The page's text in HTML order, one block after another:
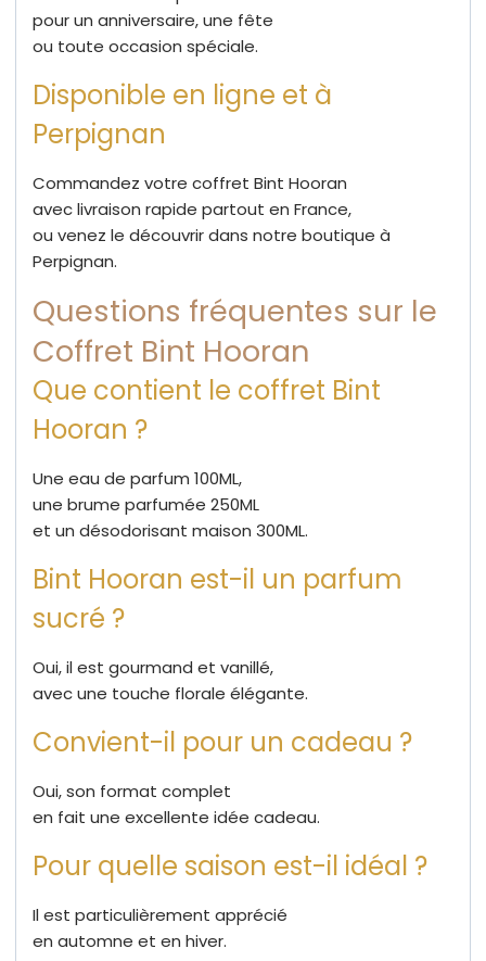
pour un anniversaire, une fête
ou toute occasion spéciale.
Disponible en ligne et à
Perpignan
Commandez votre coffret Bint Hooran
avec livraison rapide partout en France,
ou venez le découvrir dans notre boutique à
Perpignan.
Questions fréquentes sur le
Coffret Bint Hooran
Que contient le coffret Bint
Hooran ?
Une eau de parfum 100ML,
une brume parfumée 250ML
et un désodorisant maison 300ML.
Bint Hooran est-il un parfum
sucré ?
Oui, il est gourmand et vanillé,
avec une touche florale élégante.
Convient-il pour un cadeau ?
Oui, son format complet
en fait une excellente idée cadeau.
Pour quelle saison est-il idéal ?
Il est particulièrement apprécié
en automne et en hiver.